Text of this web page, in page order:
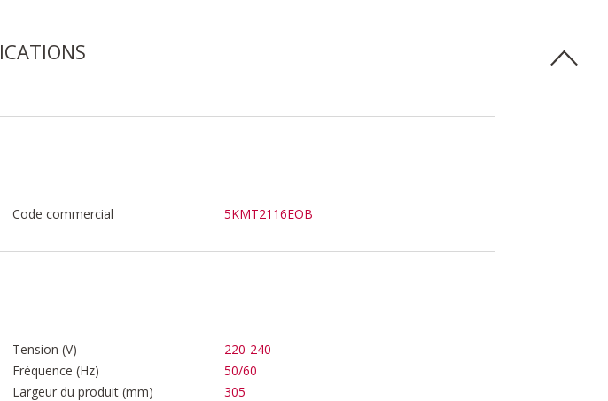
Code commercial 5KMT2116EOB
Tension (V)
220-240
Fréquence (Hz)
50/60
Largeur du produit (mm)
305